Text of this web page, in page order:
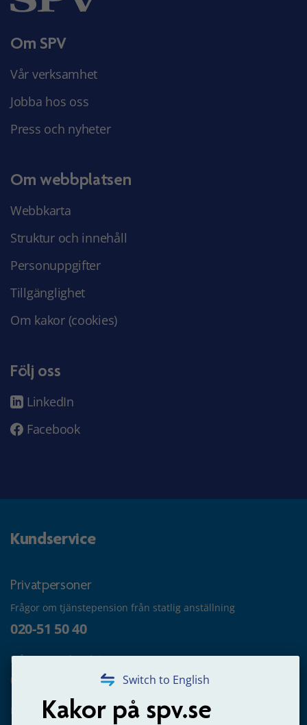
Switch to English
Kakor på spv.se
Om SPV
Vår verksamhet
Jobba hos oss
Press och nyheter
Om webbplatsen
Webbkarta
Struktur och innehåll
Personuppgifter
Tillgänglighet
Om kakor (cookies)
Följ oss
LinkedIn
Facebook
Kundservice
Privatpersoner
Frågor om tjänstepension från statlig anställning
020-51 50 40
Frågor om utbetalning
020-65 00 65
Kontakta oss